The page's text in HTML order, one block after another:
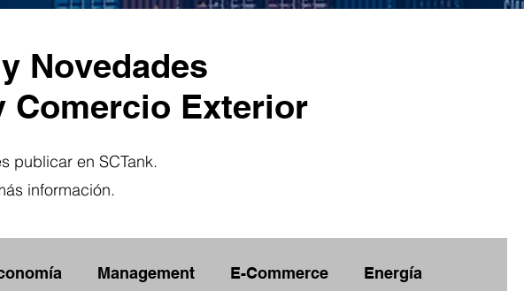
Novedades
Comercio Exterior
publicar en SCTank.
información.
Management E-Commerce Energía